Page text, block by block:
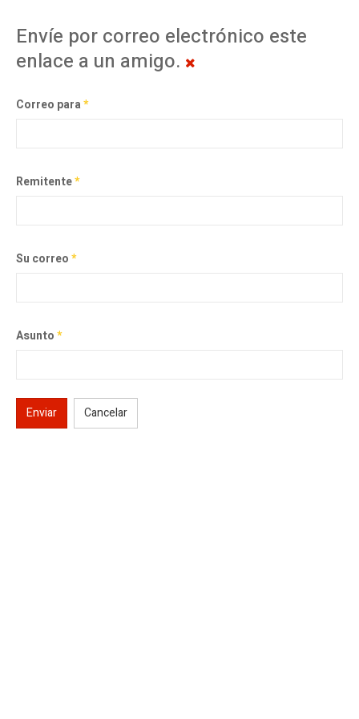
Envíe por correo electrónico este
enlace a un amigo.
Correo para*
Remitente*
Su correo*
Asunto*
Enviar Cancelar